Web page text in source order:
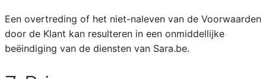
Een overtreding of het niet-naleven van de Voorwaarden
door de Klant kan resulteren in een onmiddellijke
beëindiging van de diensten van Sara.be.